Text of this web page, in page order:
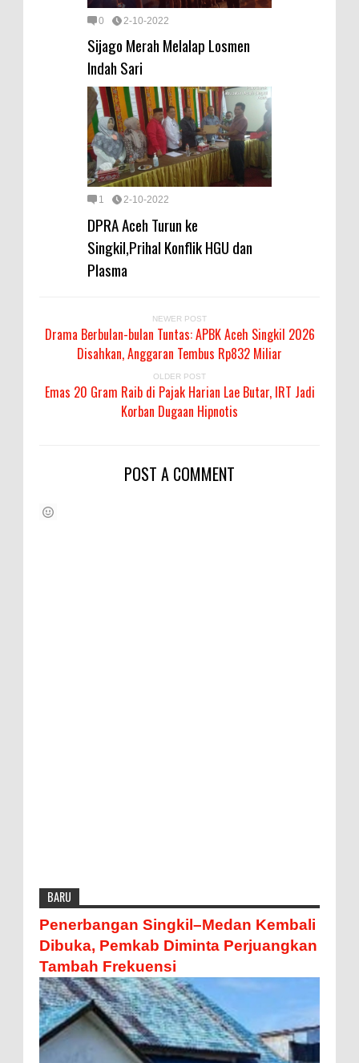
0 2-10-2022
Sijago Merah Melalap Losmen
Indah Sari
1 2-10-2022
DPRA Aceh Turun ke
Singkil,Prihal Konflik HGU dan
Plasma
NEWER POST
Drama Berbulan-bulan Tuntas: APBK Aceh Singkil 2026
Disahkan, Anggaran Tembus Rp832 Miliar
OLDER POST
Emas 20 Gram Raib di Pajak Harian Lae Butar, IRT Jadi
Korban Dugaan Hipnotis
POST A COMMENT
BARU
Penerbangan Singkil–Medan Kembali
Dibuka, Pemkab Diminta Perjuangkan
Tambah Frekuensi